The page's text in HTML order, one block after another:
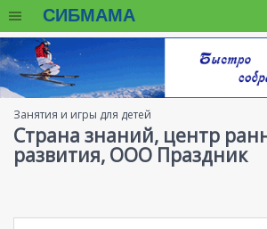
СИБМАМА
Занятия и игры для детей
Страна знаний, центр
развития, ООО Праздник